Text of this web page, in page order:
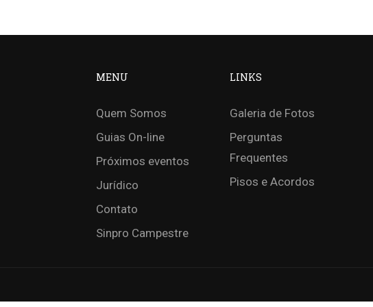
MENU
Quem Somos
Guias On-line
Próximos eventos
Jurídico
Contato
Sinpro Campestre
LINKS
Galeria de Fotos
Perguntas
Frequentes
Pisos e Acordos